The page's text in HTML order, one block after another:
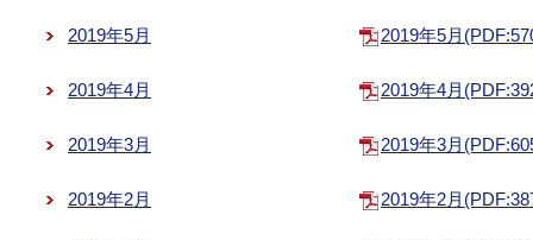
2019年5月 2019年5月
2019年4月 2019年4月
2019年3月 2019年3月
2019年2月 2019年2月